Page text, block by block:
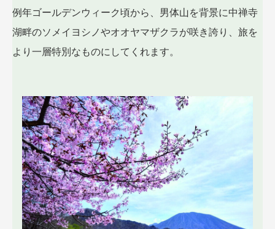
例年ゴールデンウィーク頃から、男体山を背景に中禅寺
湖畔のソメイヨシノやオオヤマザクラが咲き誇り、旅を
より一層特別なものにしてくれます。